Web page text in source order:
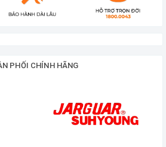
khối cao cấp
loa full, line array, sân khấu,
PHỐI CHÍNH HÃNG